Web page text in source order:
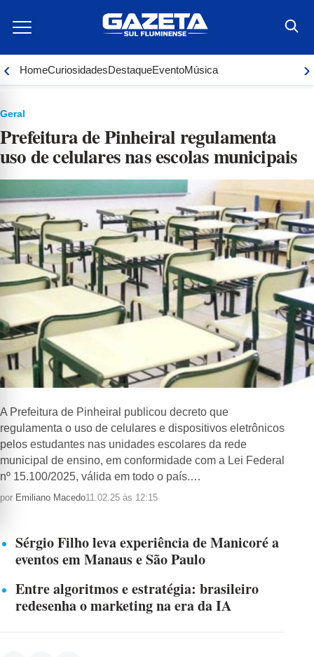
para
conteúdo
‹ HomeCuriosidadesDestaqueEventoMúsica ›
Geral
Prefeitura de Pinheiral regulamenta
uso de celulares nas escolas municipais
A Prefeitura de Pinheiral publicou decreto que
regulamenta o uso de celulares e dispositivos eletrônicos
pelos estudantes nas unidades escolares da rede
municipal de ensino, em conformidade com a Lei Federal
nº 15.100/2025, válida em todo o país.…
por Emiliano Macedo11.02.25 às 12:15
Sérgio Filho leva experiência de Manicoré a
eventos em Manaus e São Paulo
Entre algoritmos e estratégia: brasileiro
redesenha o marketing na era da IA